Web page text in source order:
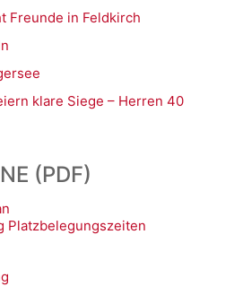
Freunde in Feldkirch
klare Siege – Herren 40
(PDF)
Platzbelegungszeiten